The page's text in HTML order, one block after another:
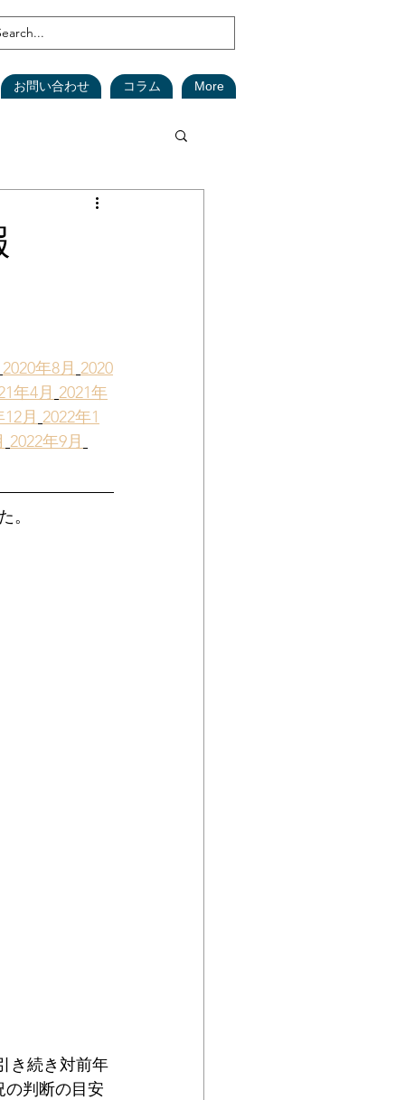
お問い合わせ コラム More
2020年8月 2020
年4月 2021年
月 2022年1
2022年9月
。
き続き対前年
の判断の目安